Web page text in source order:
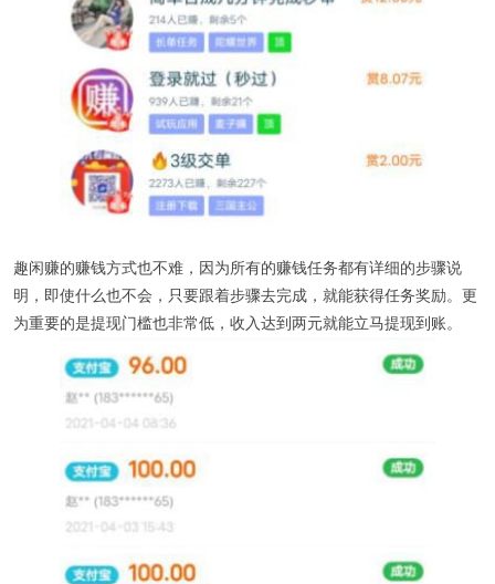
趣闲赚的赚钱方式也不难，因为所有的赚钱任务都有详细的步骤说
明，即使什么也不会，只要跟着步骤去完成，就能获得任务奖励。更
为重要的是提现门槛也非常低，收入达到两元就能立马提现到账。